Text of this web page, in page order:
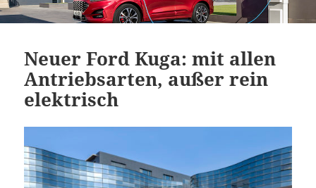
Neuer Ford Kuga: mit allen
Antriebsarten, außer rein
elektrisch